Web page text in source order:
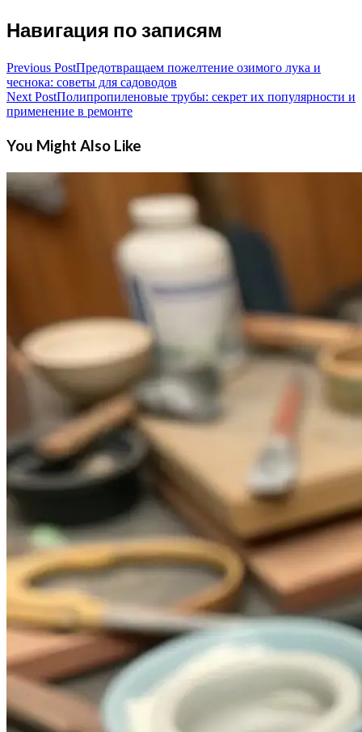
Навигация по записям
Previous PostПредотвращаем пожелтение озимого лука и
чеснока: советы для садоводов
Next PostПолипропиленовые трубы: секрет их популярности и
применение в ремонте
You Might Also Like